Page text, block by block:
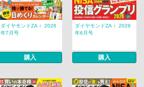
ダイヤモンドZAｉ 2026
年7月号
購入
ダイヤモンドZAｉ 2026
年6月号
購入